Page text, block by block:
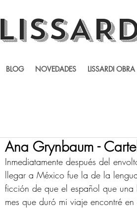
BLOG NOVEDADES LISSARDI OBRA
Ana Grynbaum -
Inmediatamente después del
llegar a México fue la de la
ficción de que el español que
mes que duró mi viaje encontré